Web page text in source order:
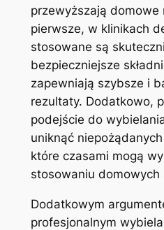
przewyższają⁢ domowe
pierwsze, w klinikach
stosowane są
bezpieczniejsze
zapewniają szybsze i
rezultaty. Dodatkowo,
podejście do
uniknąć
które czasami mogą
stosowaniu ‍domowych
Dodatkowym
profesjonalnym